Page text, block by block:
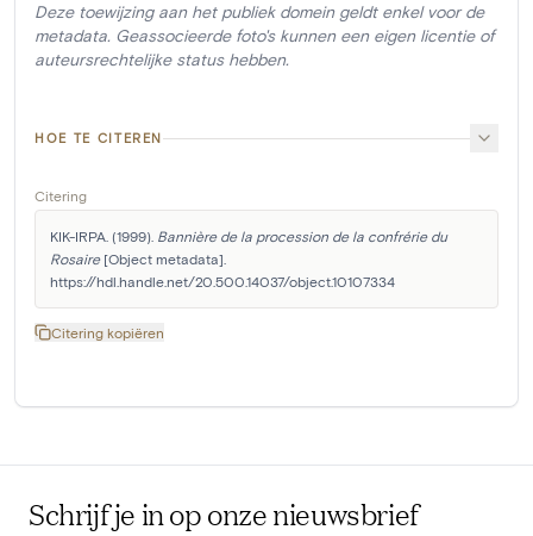
Deze toewijzing aan het publiek domein geldt enkel voor de
metadata. Geassocieerde foto's kunnen een eigen licentie of
auteursrechtelijke status hebben.
HOE TE CITEREN
Citering
KIK-IRPA. (1999). Bannière de la procession de la confrérie du
Rosaire [Object metadata].
https://hdl.handle.net/20.500.14037/object.10107334
Citering kopiëren
Schrijf je in op onze nieuwsbrief